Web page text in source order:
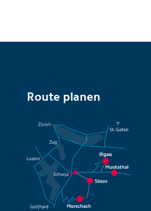
Route planen